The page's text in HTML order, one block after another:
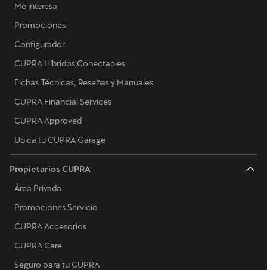
Me interesa
Promociones
Configurador
CUPRA Híbridos Conectables
Fichas Técnicas, Reseñas y Manuales
CUPRA Financial Services
CUPRA Approved
Ubica tu CUPRA Garage
Propietarios CUPRA
Área Privada
Promociones Servicio
CUPRA Accesorios
CUPRA Care
Seguro para tu CUPRA